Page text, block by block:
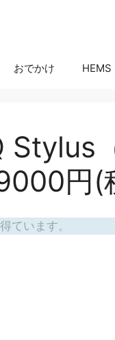
おでかけ HEMS
Stylus
円(
ています。